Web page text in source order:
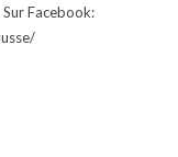
Facebook: